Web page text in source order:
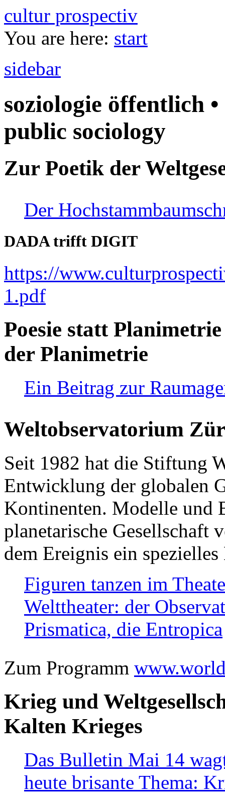
cultur prospectiv
You are here: start
sidebar
soziologie öffentlich
public sociology
Zur Poetik der
Der
DADA trifft DIGIT
https://
1.pdf
Poesie statt
der Planimetrie
Ein Beitrag zur
Weltobservatorium
Seit 1982 hat die Stiftung
Entwicklung der globalen
Kontinenten. Modelle und
planetarische Gesellschaft
dem Ereignis ein
Figuren tanzen im
Welttheater: der
Prismatica, die Entropica
Zum Programm
Krieg und
Kalten Krieges
Das Bulletin Mai 14
heute brisante Thema: